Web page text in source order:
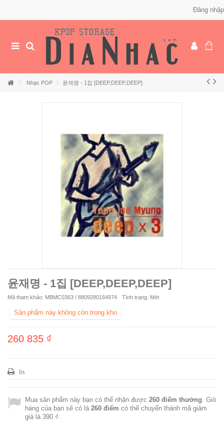
Đăng nhập
Nhạc POP 윤재명 - 1집 [DEEP,DEEP,DEEP]
윤재명 - 1집 [DEEP,DEEP,DEEP]
Mã tham khảo: MBMC0363 / 8809280164974 Tình trạng: Mới
Sản phẩm này không còn trong kho
260 835 ₫
In
Mua sản phẩm này bạn có thể nhận được 260 điểm thưởng . Giỏ
hàng của bạn sẽ có là 260 điểm có thể chuyển thành mã giảm
giá là 390 ₫